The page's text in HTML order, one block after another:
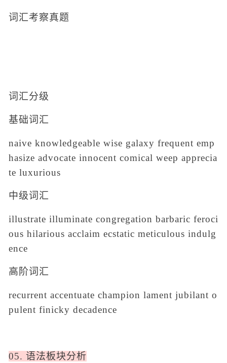
词汇考察真题
词汇分级
基础词汇
naive knowledgeable wise galaxy frequent emp
hasize advocate innocent comical weep apprecia
te luxurious
中级词汇
illustrate illuminate congregation barbaric feroci
ous hilarious acclaim ecstatic meticulous indulg
ence
高阶词汇
recurrent accentuate champion lament jubilant o
pulent finicky decadence
05. 语法板块分析